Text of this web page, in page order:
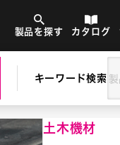
製品を探す カタログ
キーワード検索
土木機材